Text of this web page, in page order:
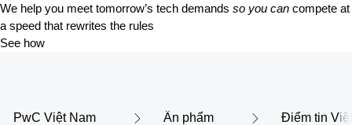
We help you meet tomorrow’s tech demands so you can compete at
a speed that rewrites the rules
See how
PwC Việt Nam Ấn phẩm Điểm tin